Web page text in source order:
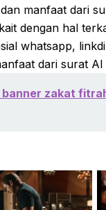
manfaat dari
dengan hal
whatsapp,
dari surat Al
zakat